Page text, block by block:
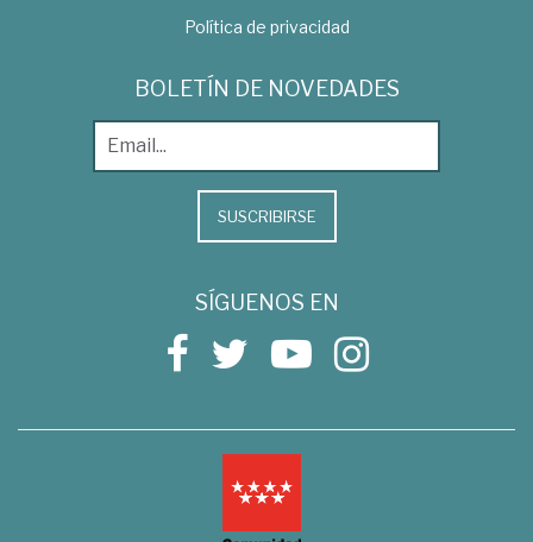
Política de privacidad
BOLETÍN DE NOVEDADES
SUSCRIBIRSE
SÍGUENOS EN